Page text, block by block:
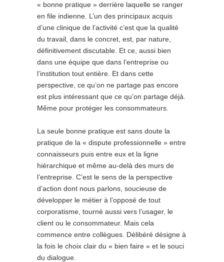
« bonne pratique » derrière laquelle se ranger
en file indienne. L’un des principaux acquis
d’une clinique de l’activité c’est que la qualité
du travail, dans le concret, est, par nature,
définitivement discutable. Et ce, aussi bien
dans une équipe que dans l’entreprise ou
l’institution tout entière. Et dans cette
perspective, ce qu’on ne partage pas encore
est plus intéressant que ce qu’on partage déjà.
Même pour protéger les consommateurs.
La seule bonne pratique est sans doute la
pratique de la « dispute professionnelle » entre
connaisseurs puis entre eux et la ligne
hiérarchique et même au-delà des murs de
l’entreprise. C’est le sens de la perspective
d’action dont nous parlons, soucieuse de
développer le métier à l’opposé de tout
corporatisme, tourné aussi vers l’usager, le
client ou le consommateur. Mais cela
commence entre collègues. Délibéré désigne à
la fois le choix clair du « bien faire » et le souci
du dialogue.